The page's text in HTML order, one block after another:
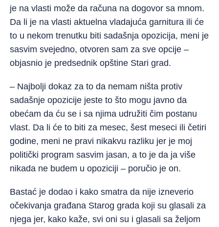
je na vlasti može da računa na dogovor sa mnom.
Da li je na vlasti aktuelna vladajuća garnitura ili će
to u nekom trenutku biti sadašnja opozicija, meni je
sasvim svejedno, otvoren sam za sve opcije –
objasnio je predsednik opštine Stari grad.
– Najbolji dokaz za to da nemam ništa protiv
sadašnje opozicije jeste to što mogu javno da
obećam da ću se i sa njima udružiti čim postanu
vlast. Da li će to biti za mesec, šest meseci ili četiri
godine, meni ne pravi nikakvu razliku jer je moj
politički program sasvim jasan, a to je da ja više
nikada ne budem u opoziciji – poručio je on.
Bastać je dodao i kako smatra da nije izneverio
očekivanja građana Starog grada koji su glasali za
njega jer, kako kaže, svi oni su i glasali sa željom